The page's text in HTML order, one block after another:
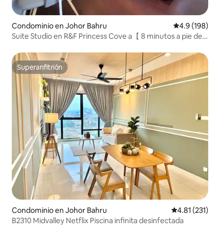
Condominio en Johor Bahru Calificación
4.9 (198)
Suite Studio en R&F Princess Cove a【 8 minutos a pie de
Superanfitrión
Superanfitrión
Condominio en Johor Bahru Calificación
4.81 (231)
B2310 Midvalley Netflix Piscina infinita desinfectada